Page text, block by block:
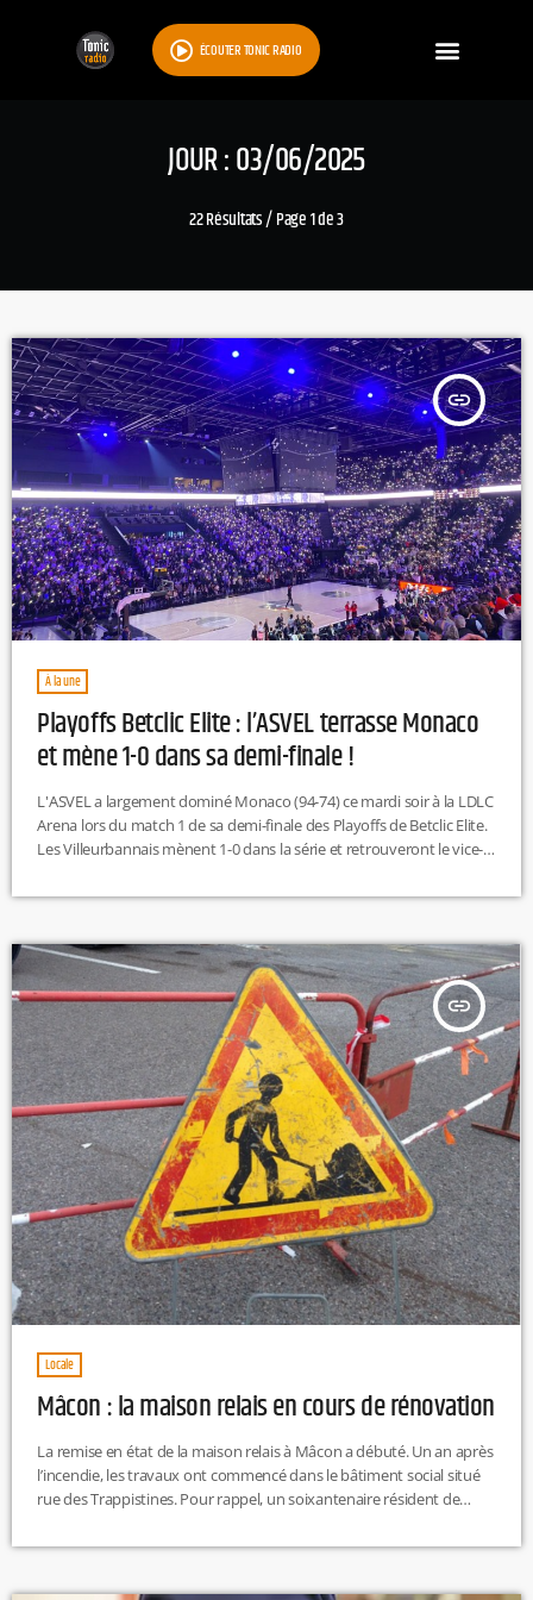
ÉCOUTER TONIC RADIO
JOUR : 03/06/2025
22 Résultats / Page 1 de 3
insert_link
À la une
Playoffs Betclic Elite : l’ASVEL terrasse Monaco
et mène 1-0 dans sa demi-finale !
L'ASVEL a largement dominé Monaco (94-74) ce mardi soir à la LDLC
Arena lors du match 1 de sa demi-finale des Playoffs de Betclic Elite.
Les Villeurbannais mènent 1-0 dans la série et retrouveront le vice-
Radio) pour la seconde manche. Les joueurs de Pierric Poupet ont
Dès les premières […]
insert_link
Locale
Mâcon : la maison relais en cours de rénovation
La remise en état de la maison relais à Mâcon a débuté. Un an après
l’incendie, les travaux ont commencé dans le bâtiment social situé
rue des Trappistines. Pour rappel, un soixantenaire résident de
lieux pour un chantier qui devrait durer jusqu’en novembre